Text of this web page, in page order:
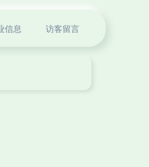
信息 访客留言